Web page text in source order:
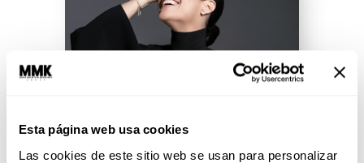
Esta página web usa cookies
Las cookies de este sitio web se usan para personalizar